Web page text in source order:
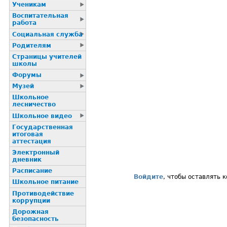
Войдите, чтобы оставлять
Ученикам
Воспитательная
работа
Социальная служба
Родителям
Страницы учителей
школы
Форумы
Музей
Школьное
лесничество
Школьное видео
Государственная
итоговая
аттестация
Электронный
дневник
Расписание
Школьное питание
Пpотиводействие
коppупции
Дорожная
безопасность